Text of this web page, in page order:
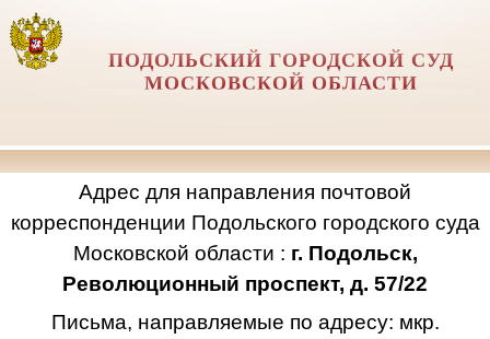
ПОДОЛЬСКИЙ ГОРОДСКОЙ СУД
МОСКОВСКОЙ ОБЛАСТИ
Адрес для направления почтовой
корреспонденции Подольского городского суда
Московской области : г. Подольск,
Революционный проспект, д. 57/22
Письма, направляемые по адресу: мкр.